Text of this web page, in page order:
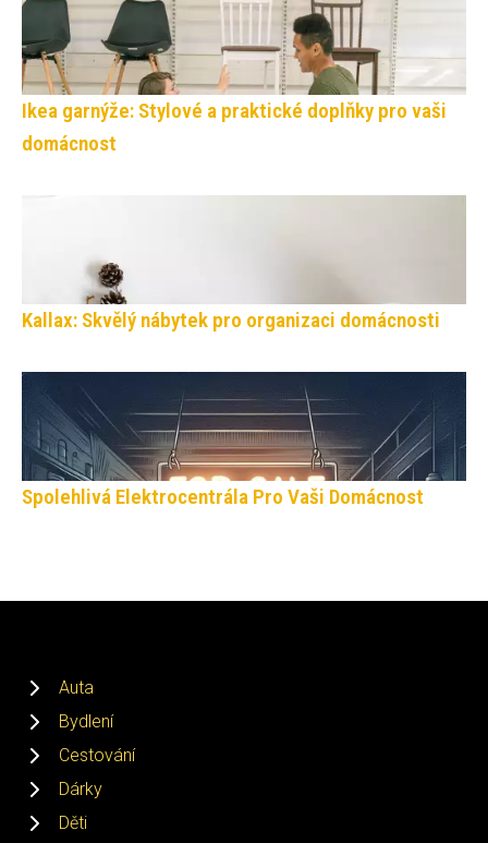
Ikea garnýže: Stylové a praktické doplňky pro vaši
domácnost
Kallax: Skvělý nábytek pro organizaci domácnosti
Spolehlivá Elektrocentrála Pro Vaši Domácnost
Auta
Bydlení
Cestování
Dárky
Děti